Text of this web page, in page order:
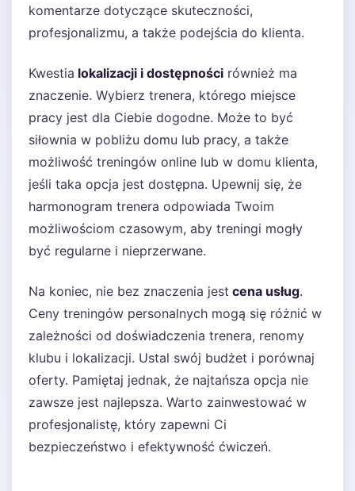
komentarze dotyczące skuteczności,
profesjonalizmu, a także podejścia do klienta.
Kwestia lokalizacji i dostępności również ma
znaczenie. Wybierz trenera, którego miejsce
pracy jest dla Ciebie dogodne. Może to być
siłownia w pobliżu domu lub pracy, a także
możliwość treningów online lub w domu klienta,
jeśli taka opcja jest dostępna. Upewnij się, że
harmonogram trenera odpowiada Twoim
możliwościom czasowym, aby treningi mogły
być regularne i nieprzerwane.
Na koniec, nie bez znaczenia jest cena usług.
Ceny treningów personalnych mogą się różnić w
zależności od doświadczenia trenera, renomy
klubu i lokalizacji. Ustal swój budżet i porównaj
oferty. Pamiętaj jednak, że najtańsza opcja nie
zawsze jest najlepsza. Warto zainwestować w
profesjonalistę, który zapewni Ci
bezpieczeństwo i efektywność ćwiczeń.